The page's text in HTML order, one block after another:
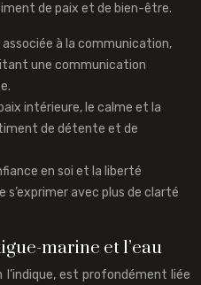
de paix et de bien-être.
à la communication,
une communication
intérieure, le calme et la
de détente et de
en soi et la liberté
s’exprimer avec plus de clarté
marine et l’eau
l’indique, est profondément liée